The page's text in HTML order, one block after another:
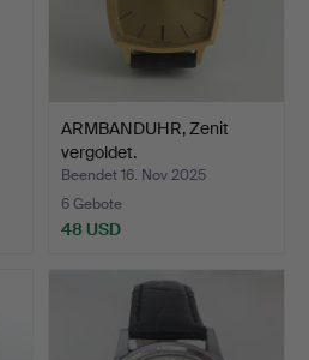
ARMBANDUHR, Zenit
vergoldet.
Beendet 16. Nov 2025
6 Gebote
48 USD